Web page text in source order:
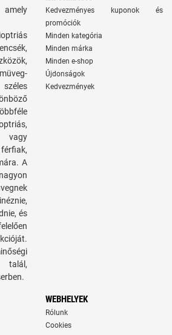
A
és
talál,
Kedvezményes kuponok és
promóciók
Minden kategória
Minden márka
Minden e-shop
Újdonságok
Kedvezmények
WEBHELYEK
Rólunk
Cookies